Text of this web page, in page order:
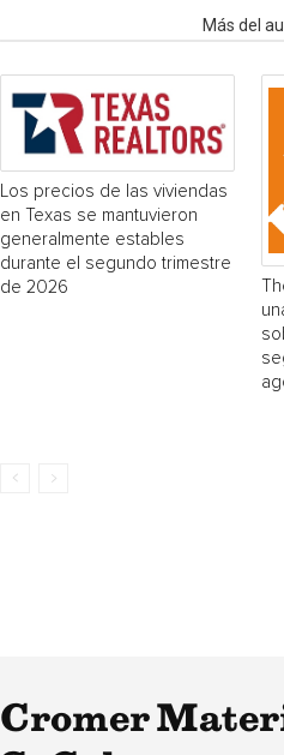
Más del
Los precios de las viviendas
en Texas se mantuvieron
generalmente estables
durante el segundo trimestre
de 2026
Cromer